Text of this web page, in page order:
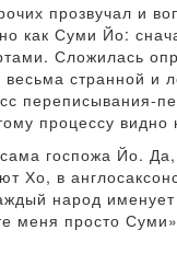
прозвучал и
как Суми Йо:
Сложилась
странной и
переписывания-
процессу видно
госпожа Йо.
Хо, в
народ
меня просто